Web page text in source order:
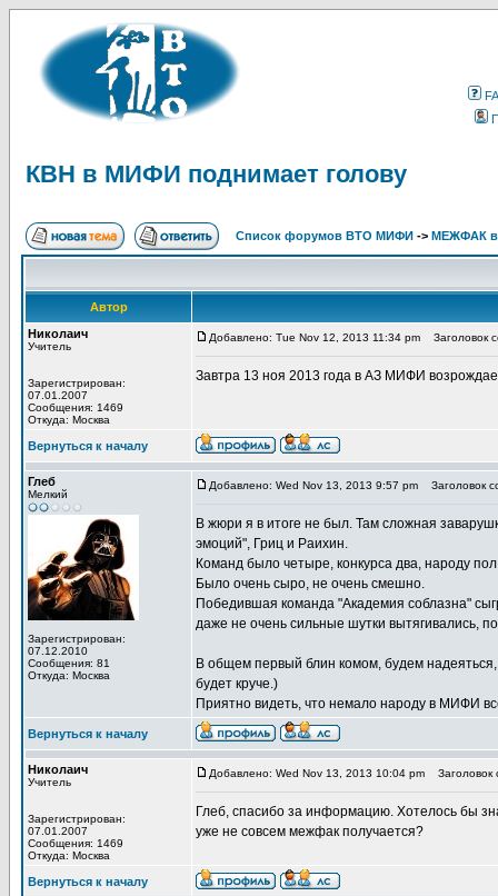
КВН в МИФИ поднимает голову
Список форумов ВТО МИФИ -> МЕЖФАК
Автор
Николаич
Учитель
Зарегистрирован:
07.01.2007
Сообщения: 1469
Откуда: Москва
Добавлено: Tue Nov 12, 2013 11:34 pm Заголовок
Завтра 13 ноя 2013 года в АЗ МИФИ
Вернуться к началу
Глеб
Мелкий
Зарегистрирован:
07.12.2010
Сообщения: 81
Откуда: Москва
Добавлено: Wed Nov 13, 2013 9:57 pm Заголовок
В жюри я в итоге не был. Там сложная
эмоций", Гриц и Раихин.
Команд было четыре, конкурса два, народу
Было очень сыро, не очень смешно.
Победившая команда "Академия соблазна"
даже не очень сильные шутки вытягивались,
В общем первый блин комом, будем
будет круче.)
Приятно видеть, что немало народу в МИФИ
Вернуться к началу
Николаич
Учитель
Зарегистрирован:
07.01.2007
Сообщения: 1469
Откуда: Москва
Добавлено: Wed Nov 13, 2013 10:04 pm Заголовок
Глеб, спасибо за информацию. Хотелось бы
уже не совсем межфак получается?
Вернуться к началу